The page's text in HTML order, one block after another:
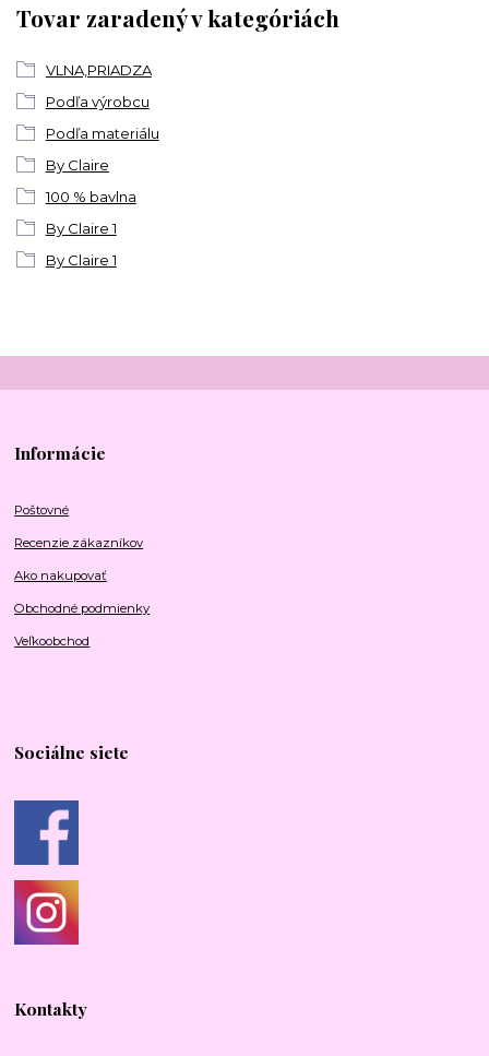
Tovar zaradený v kategóriách
VLNA,PRIADZA
Podľa výrobcu
Podľa materiálu
By Claire
100 % bavlna
By Claire 1
By Claire 1
Informácie
Poštovné
Recenzie zákazníkov
Ako nakupovať
Obchodné podmienky
Veľkoobchod
Sociálne siete
Kontakty